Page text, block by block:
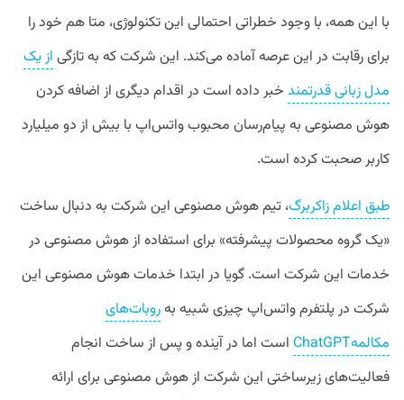
با این همه، با وجود خطراتی احتمالی این تکنولوژی،‌ متا هم خود را
برای رقابت در این عرصه آماده می‌کند. این شرکت که به تازگی از یک
مدل زبانی قدرتمند خبر داده است در اقدام دیگری از اضافه کردن
هوش مصنوعی به پیام‌رسان محبوب واتس‌اپ با بیش از دو میلیارد
کاربر صحبت کرده است.
طبق اعلام زاکربرگ، تیم هوش مصنوعی این شرکت به دنبال ساخت
«یک گروه محصولات پیشرفته» برای استفاده از هوش مصنوعی در
خدمات این شرکت است. گویا در ابتدا خدمات هوش مصنوعی این
شرکت در پلتفرم واتس‌اپ چیزی شبیه بهروبات‌های
مکالمهChatGPT
است اما در آینده و پس از ساخت انجام
فعالیت‌های زیرساختی این شرکت از هوش مصنوعی برای ارائه